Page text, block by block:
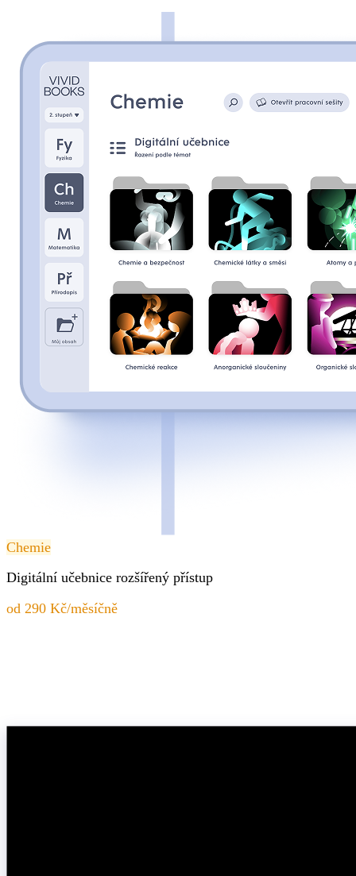
Chemie
Digitální učebnice rozšířený přístup
od 290 Kč/měsíčně